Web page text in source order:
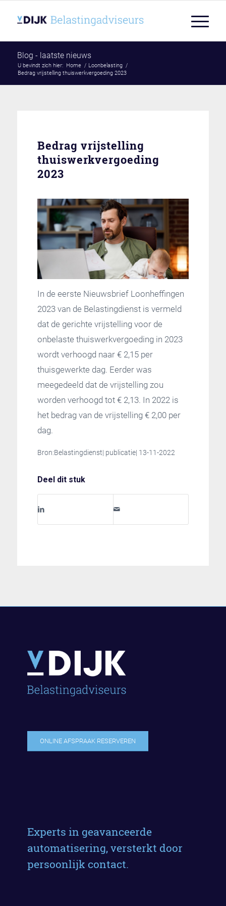
Blog - laatste nieuws
U bevindt zich hier: Home / Loonbelasting /
Bedrag vrijstelling thuiswerkvergoeding 2023
Bedrag vrijstelling
thuiswerkvergoeding
2023
In de eerste Nieuwsbrief Loonheffingen
2023 van de Belastingdienst is vermeld
dat de gerichte vrijstelling voor de
onbelaste thuiswerkvergoeding in 2023
wordt verhoogd naar € 2,15 per
thuisgewerkte dag. Eerder was
meegedeeld dat de vrijstelling zou
worden verhoogd tot € 2,13. In 2022 is
het bedrag van de vrijstelling € 2,00 per
dag.
Bron:Belastingdienst| publicatie| 13-11-2022
Deel dit stuk
ONLINE AFSPRAAK RESERVEREN
Experts in geavanceerde
automatisering, versterkt door
persoonlijk contact.